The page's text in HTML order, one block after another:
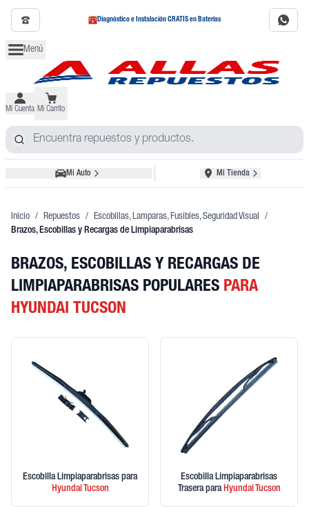
Diagnóstico e Instalación GRATIS en Baterías
Menú
Mi Cuenta Mi Carrito
Mi Auto Mi Tienda
Inicio / Repuestos / Escobillas, Lamparas, Fusibles, Seguridad Visual
/
Brazos, Escobillas y Recargas de Limpiaparabrisas
BRAZOS, ESCOBILLAS Y RECARGAS DE
LIMPIAPARABRISAS POPULARES PARA
HYUNDAI TUCSON
Escobilla Limpiaparabrisas para
HyundaiTucson
Escobilla Limpiaparabrisas
Trasera paraHyundaiTucson